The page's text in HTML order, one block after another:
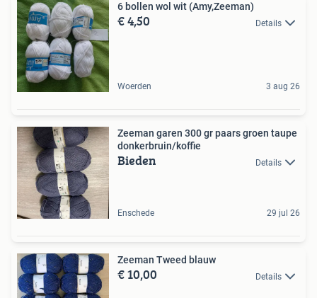
6 bollen wol wit (Amy,Zeeman)
€ 4,50 Details
Woerden 3 aug 26
Zeeman garen 300 gr paars groen taupe
donkerbruin/koffie
Bieden Details
Enschede 29 jul 26
Zeeman Tweed blauw
€ 10,00 Details